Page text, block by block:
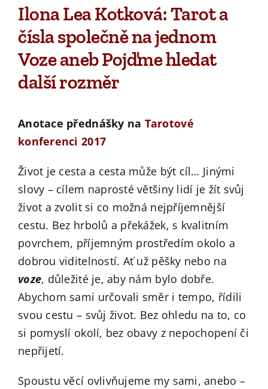
Ilona Lea Kotková: Tarot a
čísla společně na jednom
Voze aneb Pojďme hledat
další rozměr
Anotace přednášky na Tarotové
konferenci 2017
Život je cesta a cesta může být cíl… Jinými
slovy – cílem naprosté většiny lidí je žít svůj
život a zvolit si co možná nejpříjemnější
cestu. Bez hrbolů a překážek, s kvalitním
povrchem, příjemným prostředím okolo a
dobrou viditelností. Ať už pěšky nebo na
voze, důležité je, aby nám bylo dobře.
Abychom sami určovali směr i tempo, řídili
svou cestu – svůj život. Bez ohledu na to, co
si pomyslí okolí, bez obavy z nepochopení či
nepřijetí.
Spoustu věcí ovlivňujeme my sami, anebo –